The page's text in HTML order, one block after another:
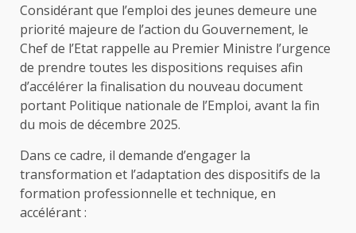
Considérant que l’emploi des jeunes demeure une
priorité majeure de l’action du Gouvernement, le
Chef de l’Etat rappelle au Premier Ministre l’urgence
de prendre toutes les dispositions requises afin
d’accélérer la finalisation du nouveau document
portant Politique nationale de l’Emploi, avant la fin
du mois de décembre 2025.
Dans ce cadre, il demande d’engager la
transformation et l’adaptation des dispositifs de la
formation professionnelle et technique, en
accélérant :